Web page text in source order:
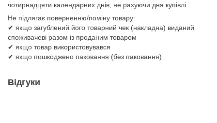
чотирнадцяти календарних днів, не рахуючи дня купівлі.
Не підлягає поверненню/поміну товару:
✔ якщо загублений його товарний чек (накладна) виданий
споживачеві разом із проданим товаром
✔ якщо товар використовувався
✔ якщо пошкоджено паковання (без паковання)
Відгуки